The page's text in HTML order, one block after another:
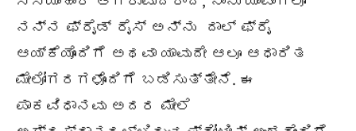
ನನ್ನ ಫ್ರೈಡ್ ರೈಸ್ ಅನ್ನು ದಾಲ್ ಫ್ರೈ
ಆಯ್ಕೆಯೊಂದಿಗೆ ಅಥವಾ ಯಾವುದೇ ಆಲೂ ಆಧಾರಿತ
ಮೇಲೋಗರಗಳೊಂದಿಗೆ ಬಡಿಸುತ್ತೇನೆ. ಈ
ಪಾಕವಿಧಾನವು ಅದರ ಮೇಲೆ